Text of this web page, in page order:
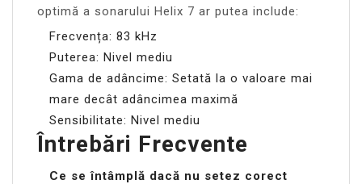
optimă a sonarului Helix 7 ar putea include:
Frecvența: 83 kHz
Puterea: Nivel mediu
Gama de adâncime: Setată la o valoare mai
mare decât adâncimea maximă
Sensibilitate: Nivel mediu
Întrebări Frecvente
Ce se întâmplă dacă nu setez corect